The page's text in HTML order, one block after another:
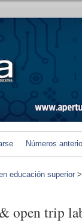
Números
educación superior
open trip